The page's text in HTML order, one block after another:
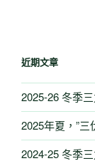
近期文章
2025-26 冬季
2025年夏，”三
2024-25 冬季